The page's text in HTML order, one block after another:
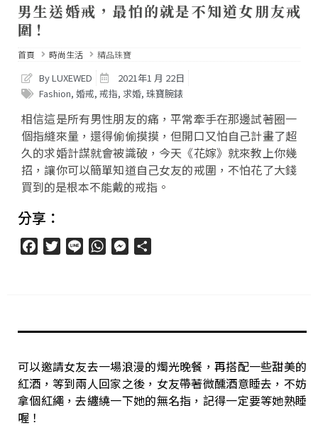
男生送婚戒，最怕的就是不知道女朋友戒
圍！
首頁 時尚生活 精品珠寶
By LUXEWED
2021年1 月 22日
Fashion, 婚戒, 戒指, 求婚, 珠寶腕錶
相信這是所有男性朋友的痛，平常牽手在那邊試著圈一
個指縫來量，還得偷偷摸摸，但開口又怕自己計畫了超
久的求婚計謀就會被識破，今天《花嫁》就來教上你幾
招，讓你可以簡單知道自己女友的戒圍，不怕花了大錢
買到的是根本不能戴的戒指。
分享：
FacebookTwitter
Line WhatsAppMessenger
可以邀請女友去一場浪漫的燭光晚餐，再搭配一些甜美的
紅酒，等到兩人回家之後，女友帶著微醺酒意睡去，不妨
拿個紅繩，去纏繞一下她的無名指，記得一定要等她熟睡
喔！